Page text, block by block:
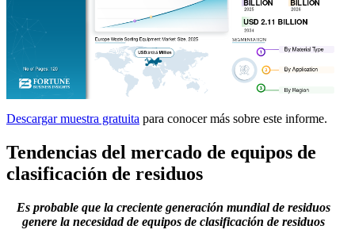
Descargar muestra gratuita para conocer más sobre este informe.
Tendencias del mercado de equipos de
clasificación de residuos
Es probable que la creciente generación mundial de residuos
genere la necesidad de equipos de clasificación de residuos